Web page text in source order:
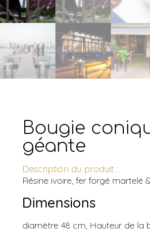
Bougie
géante
Description du produit :
Résine ivoire, fer forgé martelé
Dimensions
diamètre 48 cm, Hauteur de la